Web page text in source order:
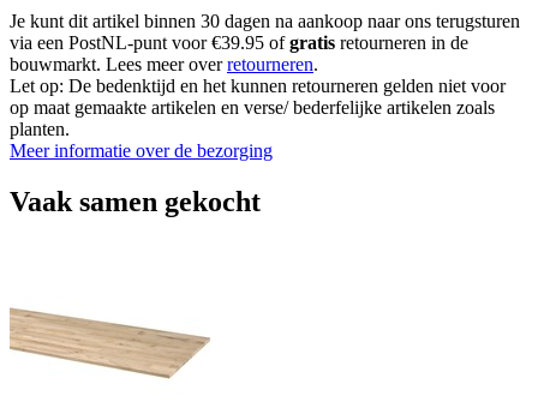
Je kunt dit artikel binnen 30 dagen na aankoop naar ons terugsturen
via een PostNL-punt voor €39.95 ofgratis retourneren in de
bouwmarkt. Lees meer overretourneren.
Let op: De bedenktijd en het kunnen retourneren gelden niet voor
op maat gemaakte artikelen en verse/ bederfelijke artikelen zoals
planten.
Meer informatie over de bezorging
Vaak samen gekocht